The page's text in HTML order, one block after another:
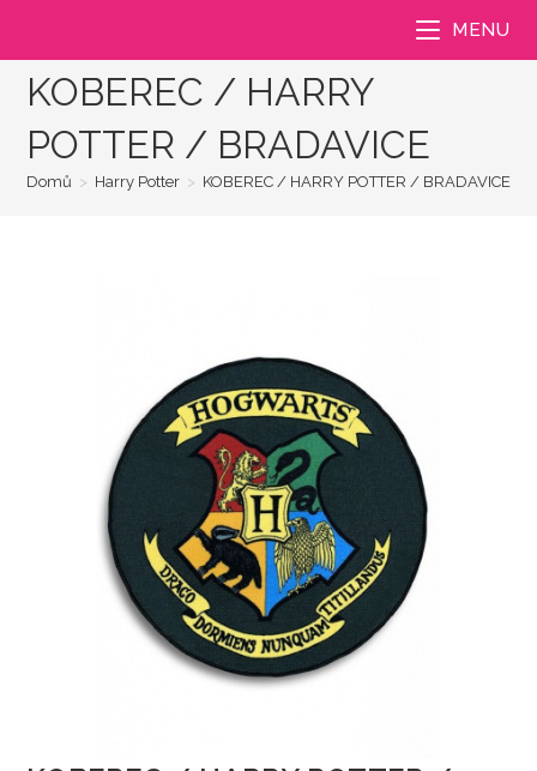
MENU
KOBEREC / HARRY
POTTER / BRADAVICE
Domů > Harry Potter > KOBEREC / HARRY POTTER / BRADAVICE